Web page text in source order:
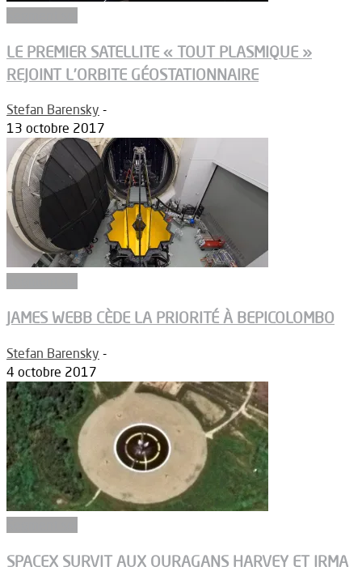
LE PREMIER SATELLITE « TOUT PLASMIQUE »
REJOINT L’ORBITE GÉOSTATIONNAIRE
Stefan Barensky -
13 octobre 2017
JAMES WEBB CÈDE LA PRIORITÉ À BEPICOLOMBO
Stefan Barensky -
4 octobre 2017
SPACEX SURVIT AUX OURAGANS HARVEY ET IRMA